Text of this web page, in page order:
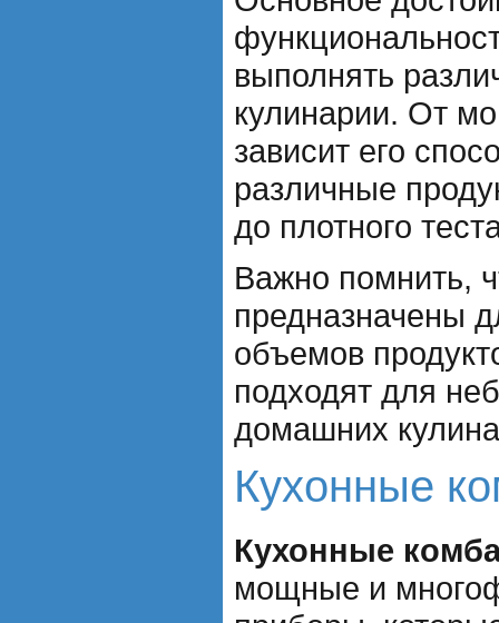
выполнять
кулинарии. От
зависит его
различные
до плотного
Важно помнить,
предназначены
объемов
подходят для
домашних
Кухонные
Кухонные
мощные и